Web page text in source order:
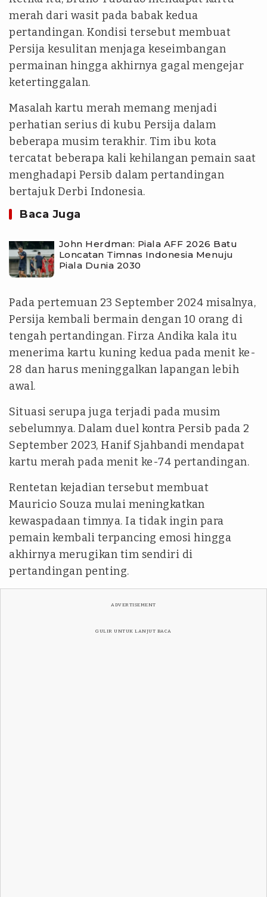
merah dari wasit pada babak kedua
pertandingan. Kondisi tersebut membuat
Persija kesulitan menjaga keseimbangan
permainan hingga akhirnya gagal mengejar
ketertinggalan.
Masalah kartu merah memang menjadi
perhatian serius di kubu Persija dalam
beberapa musim terakhir. Tim ibu kota
tercatat beberapa kali kehilangan pemain saat
menghadapi Persib dalam pertandingan
bertajuk Derbi Indonesia.
Baca Juga
John Herdman: Piala AFF 2026 Batu
Loncatan Timnas Indonesia Menuju
Piala Dunia 2030
Pada pertemuan 23 September 2024 misalnya,
Persija kembali bermain dengan 10 orang di
tengah pertandingan. Firza Andika kala itu
menerima kartu kuning kedua pada menit ke-
28 dan harus meninggalkan lapangan lebih
awal.
Situasi serupa juga terjadi pada musim
sebelumnya. Dalam duel kontra Persib pada 2
September 2023, Hanif Sjahbandi mendapat
kartu merah pada menit ke-74 pertandingan.
Rentetan kejadian tersebut membuat
Mauricio Souza mulai meningkatkan
kewaspadaan timnya. Ia tidak ingin para
pemain kembali terpancing emosi hingga
akhirnya merugikan tim sendiri di
pertandingan penting.
ADVERTISEMENT
GULIR UNTUK LANJUT BACA